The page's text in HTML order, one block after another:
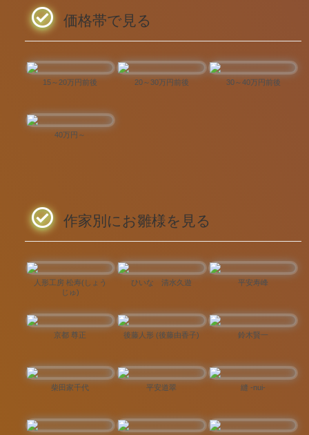
価格帯で見る
15～20万円前後 20～30万円前後 30～40万円前後
40万円～
作家別にお雛様を見る
人形工房 松寿(しょう
じゅ)
ひいな 清水久遊 平安寿峰
京都 尊正 後藤人形 (後藤由香子) 鈴木賢一
柴田家千代 平安道翠 縫 -nui-